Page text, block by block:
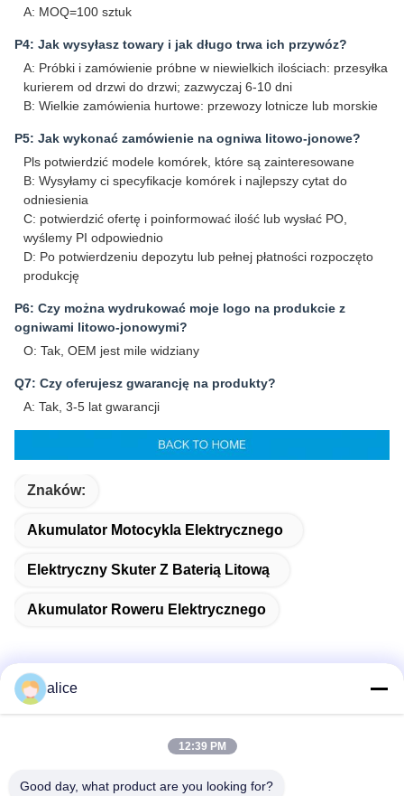
A: MOQ=100 sztuk
P4: Jak wysyłasz towary i jak długo trwa ich przywóz?
A: Próbki i zamówienie próbne w niewielkich ilościach: przesyłka
kurierem od drzwi do drzwi; zazwyczaj 6-10 dni
B: Wielkie zamówienia hurtowe: przewozy lotnicze lub morskie
P5: Jak wykonać zamówienie na ogniwa litowo-jonowe?
Pls potwierdzić modele komórek, które są zainteresowane
B: Wysyłamy ci specyfikacje komórek i najlepszy cytat do
odniesienia
C: potwierdzić ofertę i poinformować ilość lub wysłać PO,
wyślemy PI odpowiednio
D: Po potwierdzeniu depozytu lub pełnej płatności rozpoczęto
produkcję
P6: Czy można wydrukować moje logo na produkcie z
ogniwami litowo-jonowymi?
O: Tak, OEM jest mile widziany
Q7: Czy oferujesz gwarancję na produkty?
A: Tak, 3-5 lat gwarancji
Znaków:
Akumulator Motocykla Elektrycznego
Elektryczny Skuter Z Baterią Litową
Akumulator Roweru Elektrycznego
Fuyuan 5th Road, Lithium Battery Industrial Park, High-tech
alice
12:39 PM
Good day, what product are you looking for?